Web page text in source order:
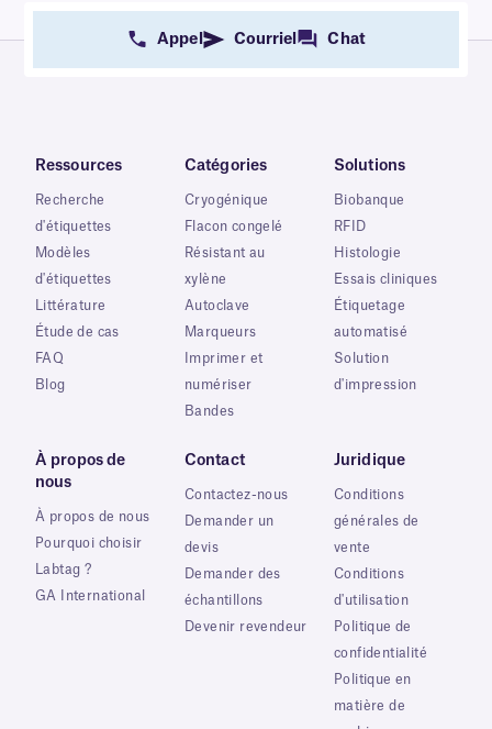
Appel Courriel Chat
Ressources
Recherche
d'étiquettes
Modèles
d'étiquettes
Littérature
Étude de cas
FAQ
Blog
Catégories
Cryogénique
Flacon congelé
Résistant au
xylène
Autoclave
Marqueurs
Imprimer et
numériser
Bandes
Solutions
Biobanque
RFID
Histologie
Essais cliniques
Étiquetage
automatisé
Solution
d'impression
À propos de
nous
À propos de nous
Pourquoi choisir
Labtag ?
GA International
Contact
Contactez-nous
Demander un
devis
Demander des
échantillons
Devenir revendeur
Juridique
Conditions
générales de
vente
Conditions
d'utilisation
Politique de
confidentialité
Politique en
matière de